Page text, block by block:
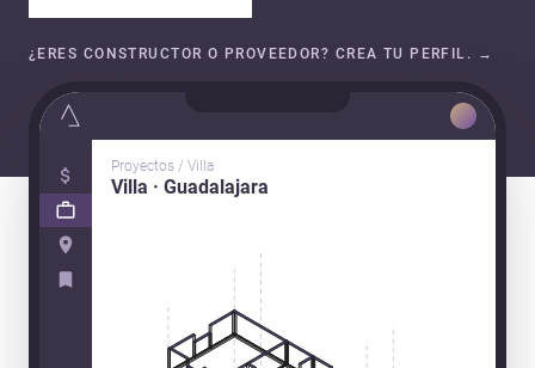
¿ERES CONSTRUCTOR O PROVEEDOR? CREA TU PERFIL. →
Proyectos / Villa
Villa · Guadalajara